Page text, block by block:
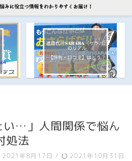
い…」人間関係で悩ん
処法
2021年8月17日 / 2021年10月31日